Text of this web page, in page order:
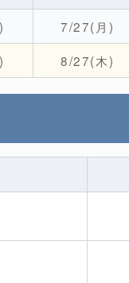
7/27(月)
8/27(木)